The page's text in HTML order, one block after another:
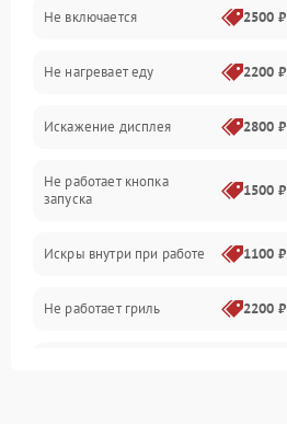
Механика и внутренние элементы
Механические повреждения
Питание и запуск
Нагрев и приготовление
Программное обеспечение
Не включается 2500 ₽
Не нагревает еду 2200 ₽
Искажение дисплея 2800 ₽
Не работает кнопка
запуска
1500 ₽
Искры внутри при работе 1100 ₽
Не работает гриль 2200 ₽